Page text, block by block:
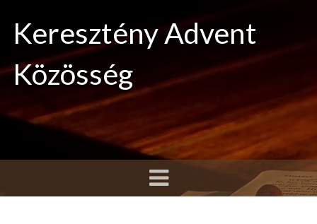
Keresztény Advent
Közösség